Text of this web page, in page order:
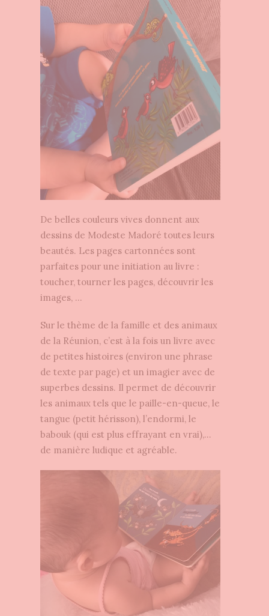
De belles couleurs vives donnent aux
dessins de Modeste Madoré toutes leurs
beautés. Les pages cartonnées sont
parfaites pour une initiation au livre :
toucher, tourner les pages, découvrir les
images, …
Sur le thème de la famille et des animaux
de la Réunion, c’est à la fois un livre avec
de petites histoires (environ une phrase
de texte par page) et un imagier avec de
superbes dessins. Il permet de découvrir
les animaux tels que le paille-en-queue, le
tangue (petit hérisson), l’endormi, le
babouk (qui est plus effrayant en vrai),…
de manière ludique et agréable.